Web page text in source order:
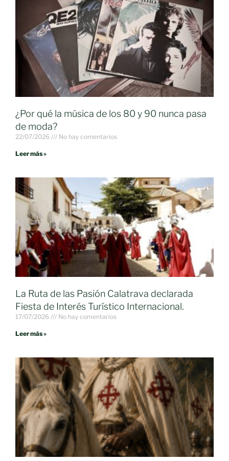
¿Por qué la música de los 80 y 90 nunca pasa
de moda?
22/07/2026 No hay comentarios
Leer más »
La Ruta de las Pasión Calatrava declarada
Fiesta de Interés Turístico Internacional.
17/07/2026 No hay comentarios
Leer más »